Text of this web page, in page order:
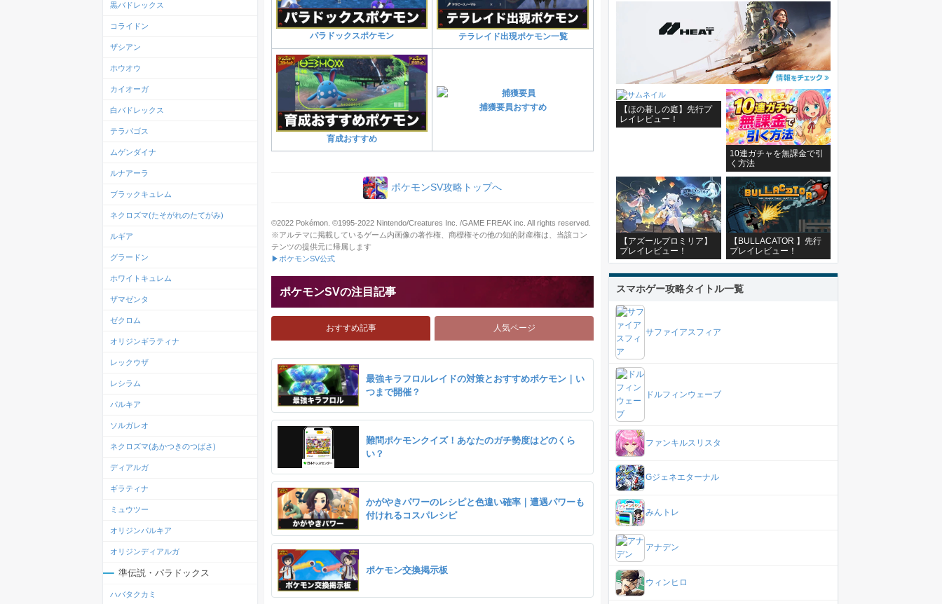
パラドックスポケモン テラレイド出現ポケモン一覧
育成おすすめ
捕獲要員おすすめ
ポケモンSV攻略トップへ
©2022 Pokémon. ©1995-2022 Nintendo/Creatures Inc. /GAME FREAK inc. All rights reserved.
※アルテマに掲載しているゲーム内画像の著作権、商標権その他の知的財産権は、当該コン
テンツの提供元に帰属します
▶ポケモンSV公式
ポケモンSVの注目記事
おすすめ記事 人気ページ
最強キラフロルレイドの対策とおすすめポケモン｜い
つまで開催？
難問ポケモンクイズ！あなたのガチ勢度はどのくら
い？
かがやきパワーのレシピと色違い確率｜遭遇パワーも
付けれるコスパレシピ
ポケモン交換掲示板
黒バドレックス
コライドン
ザシアン
ホウオウ
カイオーガ
白バドレックス
テラパゴス
ムゲンダイナ
ルナアーラ
ブラックキュレム
ネクロズマ(たそがれのたてがみ)
ルギア
グラードン
ホワイトキュレム
ザマゼンタ
ゼクロム
オリジンギラティナ
レックウザ
レシラム
パルキア
ソルガレオ
ネクロズマ(あかつきのつばさ)
ディアルガ
ギラティナ
ミュウツー
オリジンパルキア
オリジンディアルガ
準伝説・パラドックス
ハバタクカミ
【ほの暮しの庭】先行プ
レイレビュー！
10連ガチャを無課金で引
く方法
【アズールプロミリア】
プレイレビュー！
【BULLACATOR 】先行
プレイレビュー！
スマホゲー攻略タイトル一覧
サファイアスフィア
ドルフィンウェーブ
ファンキルスリスタ
Gジェネエターナル
みんトレ
アナデン
ウィンヒロ